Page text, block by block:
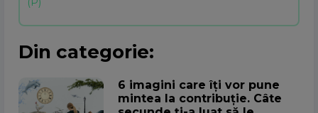
Din categorie:
6 imagini care îți vor pune
mintea la contribuție. Câte